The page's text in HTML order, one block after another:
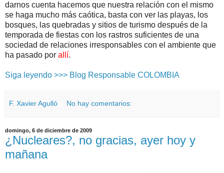
darnos cuenta hacemos que nuestra relación con el mismo
se haga mucho más caótica, basta con ver las playas, los
bosques, las quebradas y sitios de turismo después de la
temporada de fiestas con los rastros suficientes de una
sociedad de relaciones irresponsables con el ambiente que
ha pasado por allí.
Siga leyendo >>> Blog Responsable COLOMBIA
F. Xavier Agulló No hay comentarios:
domingo, 6 de diciembre de 2009
¿Nucleares?, no gracias, ayer hoy y
mañana